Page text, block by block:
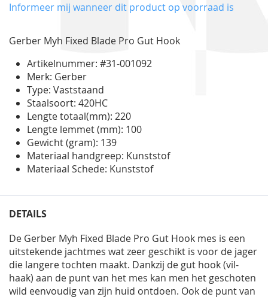
van
gallerij
Informeer mij wanneer dit product op voorraad is
Gerber Myh Fixed Blade Pro Gut Hook
Artikelnummer: #31-001092
Merk: Gerber
Type: Vaststaand
Staalsoort: 420HC
Lengte totaal(mm): 220
Lengte lemmet (mm): 100
Gewicht (gram): 139
Materiaal handgreep: Kunststof
Materiaal Schede: Kunststof
DETAILS
De Gerber Myh Fixed Blade Pro Gut Hook mes is een
uitstekende jachtmes wat zeer geschikt is voor de jager
die langere tochten maakt. Dankzij de gut hook (vil-
haak) aan de punt van het mes kan men het geschoten
wild eenvoudig van zijn huid ontdoen. Ook de punt van